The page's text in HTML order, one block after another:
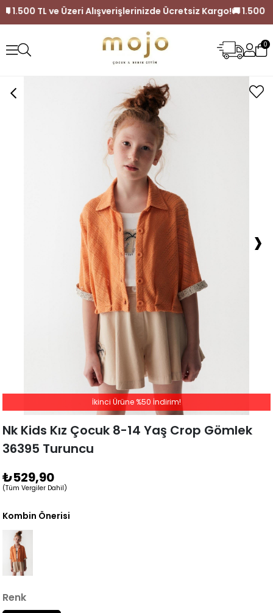
🚚 1.500 TL ve Üzeri Alışverişlerinizde Ücretsiz Kargo!
0
›
Nk Kids Kız Çocuk 8-14 Yaş Crop Gömlek
36395 Turuncu
₺529,90
(Tüm Vergiler Dahil)
İkinci Ürüne %50 İndirim!
Kombin Önerisi
Renk